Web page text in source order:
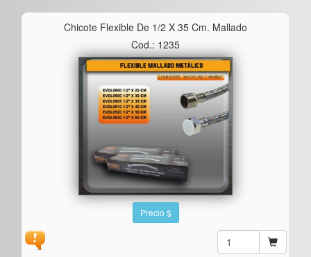
Chicote Flexible De 1/2 X 35 Cm. Mallado
Cod.: 1235
Precio $